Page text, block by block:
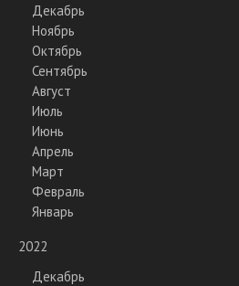
Декабрь
Ноябрь
Октябрь
Сентябрь
Август
Июль
Июнь
Апрель
Март
Февраль
Январь
2022
Декабрь